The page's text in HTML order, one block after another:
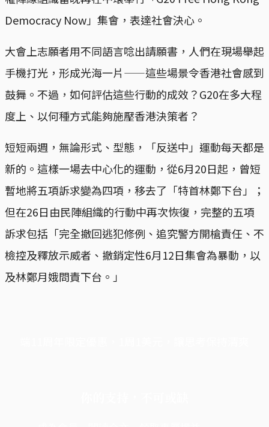
Democracy Now」集會，表達社會決心。
大會上志願者用不同語言唸出請願書，人們在現場舉起
手機打光，形成光海一片——這些場景令香港社會感到
鼓舞。不過，如何評估這些行動的成效？G20在多大程
度上、以何種方式能夠施壓香港決策者？
短短兩週，無論形式、型態，「反送中」運動每天都是
新的。這樣一場去中心化的運動，從6月20日起，曾短
暫地將五項訴求變為四項，移去了「特首林鄭下台」；
但在26日由民陣組織的行動中再次恢復，完整的五項
訴求包括「完全撤回逃犯修例、追究警方開槍責任、不
檢控及釋放示威者、撤銷定性6月12日集會為暴動，以
及林鄭月娥問責下台。」